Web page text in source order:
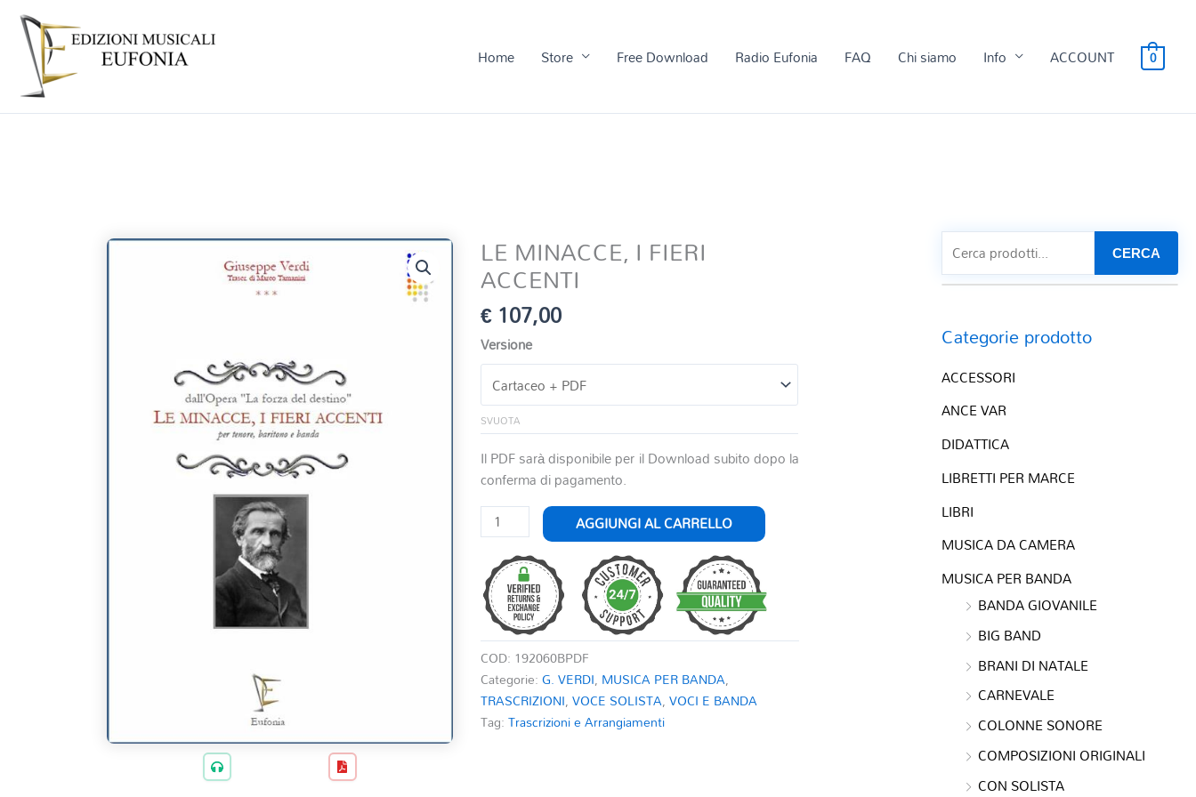
Home Store Free Download Radio Eufonia FAQ Chi siamo Info ACCOUNT 0
LE MINACCE, I FIERI
ACCENTI
€107,00
Versione
SVUOTA
Il PDF sarà disponibile per il Download subito dopo la
conferma di pagamento.
LE
MINACCE,
FIERI
ACCENTI
quantità
AGGIUNGI AL CARRELLO
COD: 192060BPDF
Categorie:G. VERDI, MUSICA PER BANDA,
TRASCRIZIONI,VOCE SOLISTA,VOCI E BANDA
Tag:Trascrizioni e Arrangiamenti
CERCA
Categorie prodotto
ACCESSORI
ANCE VAR
DIDATTICA
LIBRETTI PER MARCE
LIBRI
MUSICA DA CAMERA
MUSICA PER BANDA
BANDA GIOVANILE
BIG BAND
BRANI DI NATALE
CARNEVALE
COLONNE SONORE
COMPOSIZIONI ORIGINALI
CON SOLISTA